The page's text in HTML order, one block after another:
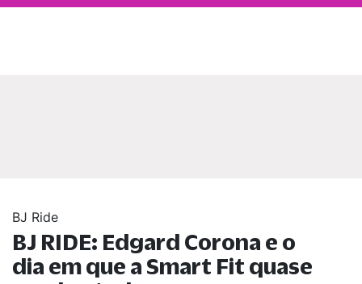
BJ Ride
BJ RIDE: Edgard Corona e o
dia em que a Smart Fit quase